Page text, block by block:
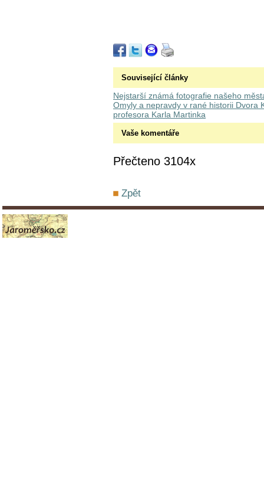
Související články
Nejstarší známá fotografie našeho
Omyly a nepravdy v rané historii Dvora
profesora Karla Martinka
Vaše komentáře
Přečteno 3104x
Zpět